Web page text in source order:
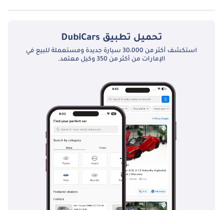
نعم توفر لاند روفر ديفندر 90 × (P400) فتحة السقف كخيار.
تحميل تطبيق DubiCars
استكشف أكثر من 30،000 سيارة جديدة ومستعملة للبيع في
الإمارات من أكثر من 350 وكيل معتمد.